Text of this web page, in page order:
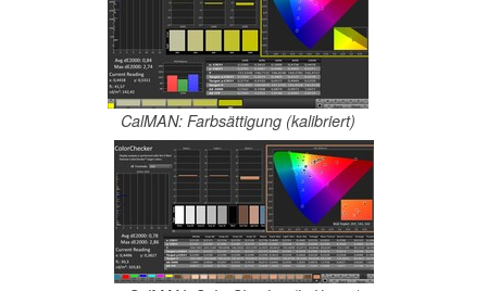
CalMAN: Farbsättigung (kalibriert)